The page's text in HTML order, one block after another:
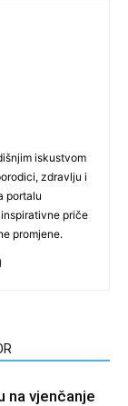
iskustvom
zdravlju i
portalu
priče
promjene.
na vjenčanje